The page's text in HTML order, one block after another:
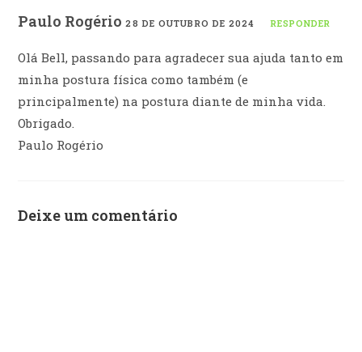
Paulo Rogério28 DE OUTUBRO DE 2024 RESPONDER
Olá Bell, passando para agradecer sua ajuda tanto em
minha postura física como também (e
principalmente) na postura diante de minha vida.
Obrigado.
Paulo Rogério
Deixe um comentário